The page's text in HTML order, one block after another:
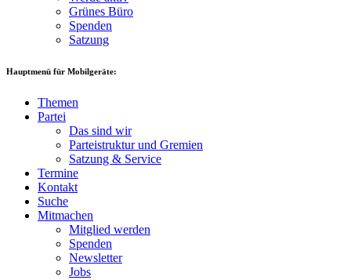
Grünes Büro
Spenden
Satzung
Hauptmenü für Mobilgeräte:
Themen
Partei
Das sind wir
Parteistruktur und Gremien
Satzung & Service
Termine
Kontakt
Suche
Mitmachen
Mitglied werden
Spenden
Newsletter
Jobs